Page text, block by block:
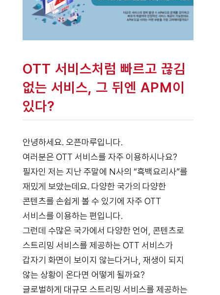
OTT 서비스처럼 빠르고 끊김
없는 서비스, 그 뒤엔 APM이
있다?
안녕하세요. 오픈마루입니다.
여러분은 OTT 서비스를 자주 이용하시나요?
필자인 저는 지난 주말에 N사의 “흑백요리사”를
재밌게 보았는데요. 다양한 국가의 다양한
콘텐츠를 손쉽게 볼 수 있기에 자주 OTT
서비스를 이용하는 편입니다.
그런데 수많은 국가에서 다양한 언어, 콘텐츠로
스트리밍 서비스를 제공하는 OTT 서비스가
갑자기 화면이 보이지 않는다거나, 재생이 되지
않는 상황이 온다면 어떻게 될까요?
글로벌하게 대규모 스트리밍 서비스를 제공하는